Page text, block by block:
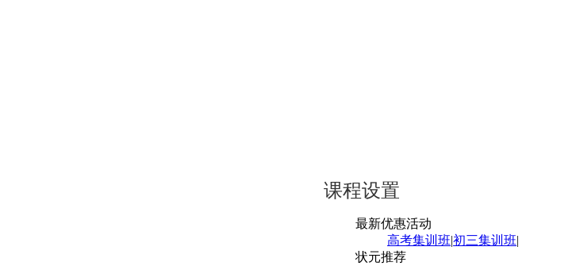
课程设置
最新优惠活动
高考集训班|初三集训班|
状元推荐